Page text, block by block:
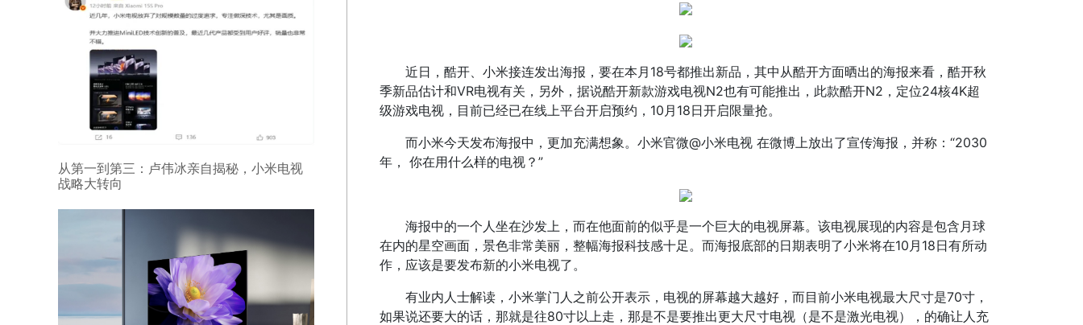
从第一到第三：卢伟冰亲自揭秘，小米电视
战略大转向
近日，酷开、小米接连发出海报，要在本月18号都推出新品，其中从酷开方面晒出的海报来看，酷开秋
季新品估计和VR电视有关，另外，据说酷开新款游戏电视N2也有可能推出，此款酷开N2，定位24核4K超
级游戏电视，目前已经已在线上平台开启预约，10月18日开启限量抢。
而小米今天发布海报中，更加充满想象。小米官微@小米电视 在微博上放出了宣传海报，并称：“2030
年， 你在用什么样的电视？”
海报中的一个人坐在沙发上，而在他面前的似乎是一个巨大的电视屏幕。该电视展现的内容是包含月球
在内的星空画面，景色非常美丽，整幅海报科技感十足。而海报底部的日期表明了小米将在10月18日有所动
作，应该是要发布新的小米电视了。
有业内人士解读，小米掌门人之前公开表示，电视的屏幕越大越好，而目前小米电视最大尺寸是70寸，
如果说还要大的话，那就是往80寸以上走，那是不是要推出更大尺寸电视（是不是激光电视），的确让人充